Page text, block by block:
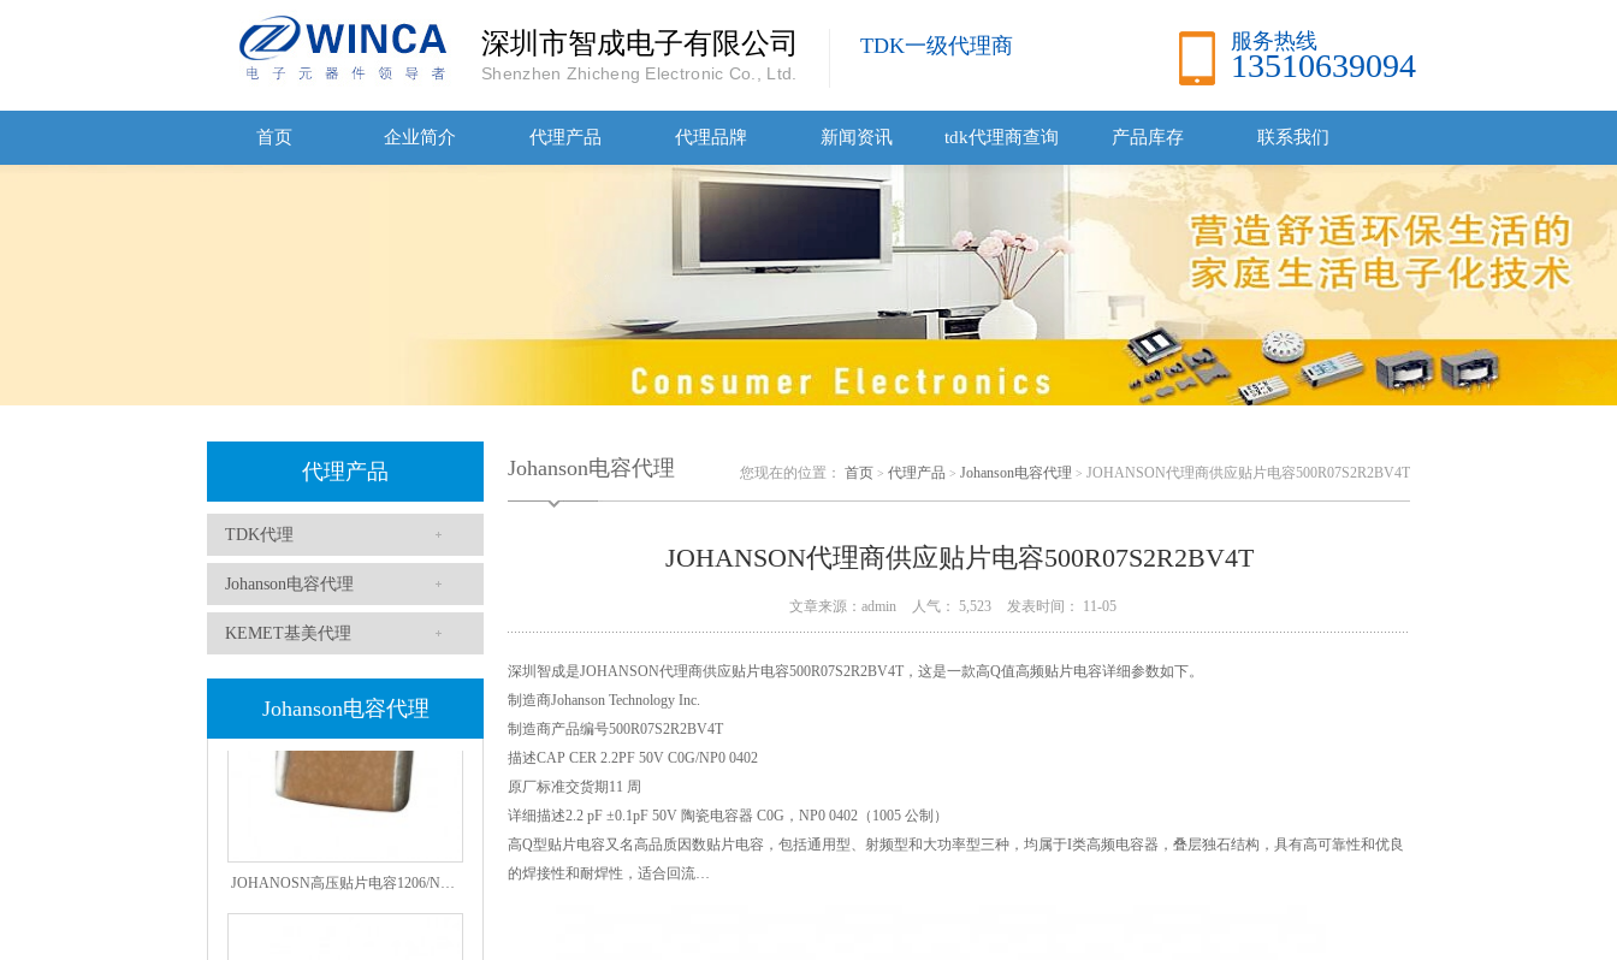
深圳市智成电子有限公司
Shenzhen Zhicheng Electronic Co., Ltd.
TDK一级代理商 服务热线
13510639094
首页 企业简介 代理产品 代理品牌 新闻资讯 tdk代理商查询 产品库存 联系我们
代理产品
TDK代理
Johanson电容代理
KEMET基美代理
Johanson电容代理
JOHANOSN高压贴片电容1206/NPO/1000V/220PF/J档封装
Johanson电容代理 您现在的位置： 首页 > 代理产品 > Johanson电容代理 > JOHANSON代理商供应贴片电容500R07S2R2BV4T
JOHANSON代理商供应贴片电容500R07S2R2BV4T
文章来源：admin 人气： 5,523 发表时间： 11-05
深圳智成是JOHANSON代理商供应贴片电容500R07S2R2BV4T，这是一款高Q值高频贴片电容详细参数如下。
制造商Johanson Technology Inc.
制造商产品编号500R07S2R2BV4T
描述CAP CER 2.2PF 50V C0G/NP0 0402
原厂标准交货期11 周
详细描述2.2 pF ±0.1pF 50V 陶瓷电容器 C0G，NP0 0402（1005 公制）
高Q型贴片电容又名高品质因数贴片电容，包括通用型、射频型和大功率型三种，均属于I类高频电容器，叠层独石结构，具有高可靠性和优良
的焊接性和耐焊性，适合回流…